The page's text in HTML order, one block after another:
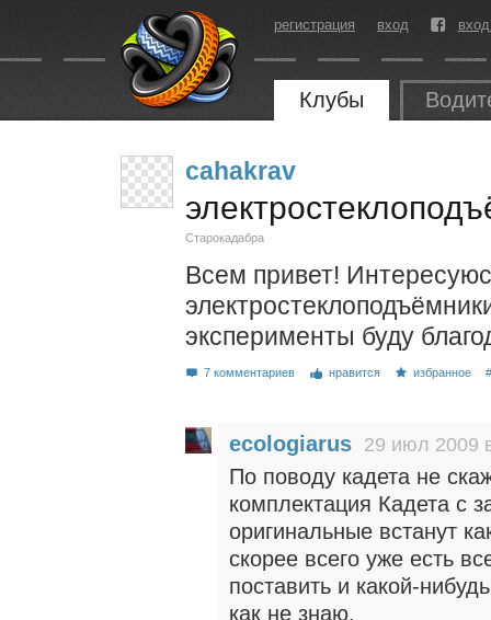
регистрация вход
Клубы
cahakrav
Старокадабра
Всем привет!
эксперименты буду
7 комментариев нравится избранное
ecologiarus 29 июл 2009
По поводу кадета не
комплектация Кадета с
оригинальные встанут
скорее всего уже есть
поставить и какой-
как не знаю.